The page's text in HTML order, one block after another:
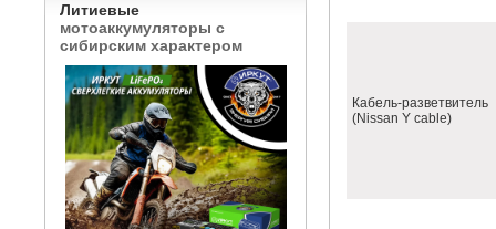
Литиевые
мотоаккумуляторы с
сибирским характером
Кабель-разветвитель
(Nissan Y cable)